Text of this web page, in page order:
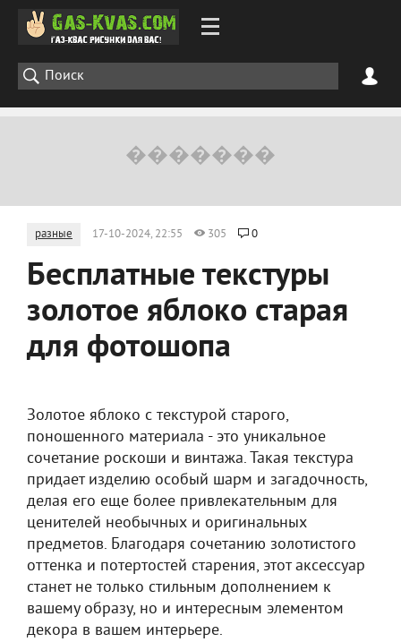
разные 17-10-2024, 22:55 305 0
Бесплатные текстуры
золотое яблоко старая
для фотошопа
Золотое яблоко с текстурой старого,
поношенного материала - это уникальное
сочетание роскоши и винтажа. Такая текстура
придает изделию особый шарм и загадочность,
делая его еще более привлекательным для
ценителей необычных и оригинальных
предметов. Благодаря сочетанию золотистого
оттенка и потертостей старения, этот аксессуар
станет не только стильным дополнением к
вашему образу, но и интересным элементом
декора в вашем интерьере.